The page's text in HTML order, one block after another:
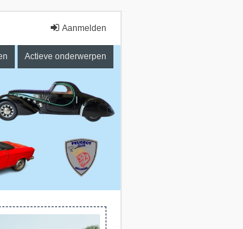
Aanmelden
Actieve onderwerpen